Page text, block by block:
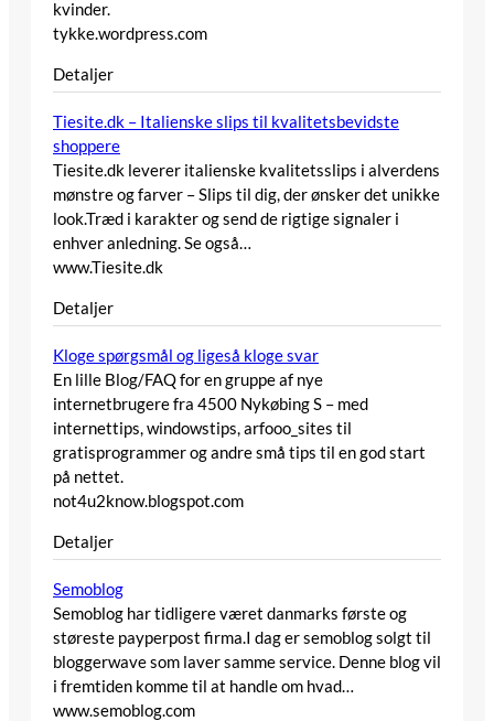
kvinder.
tykke.wordpress.com
Detaljer
Tiesite.dk – Italienske slips til kvalitetsbevidste
shoppere
Tiesite.dk leverer italienske kvalitetsslips i alverdens
mønstre og farver – Slips til dig, der ønsker det unikke
look.Træd i karakter og send de rigtige signaler i
enhver anledning. Se også…
www.Tiesite.dk
Detaljer
Kloge spørgsmål og ligeså kloge svar
En lille Blog/FAQ for en gruppe af nye
internetbrugere fra 4500 Nykøbing S – med
internettips, windowstips, arfooo_sites til
gratisprogrammer og andre små tips til en god start
på nettet.
not4u2know.blogspot.com
Detaljer
Semoblog
Semoblog har tidligere været danmarks første og
støreste payperpost firma.I dag er semoblog solgt til
bloggerwave som laver samme service. Denne blog vil
i fremtiden komme til at handle om hvad…
www.semoblog.com